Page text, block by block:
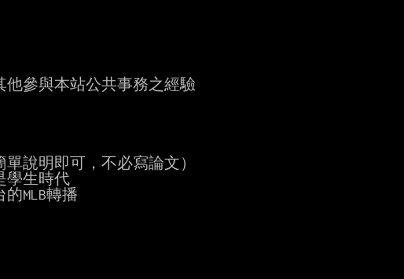
參與本站公共事務之經驗
說明即可，不必寫論文）
學生時代
MLB轉播